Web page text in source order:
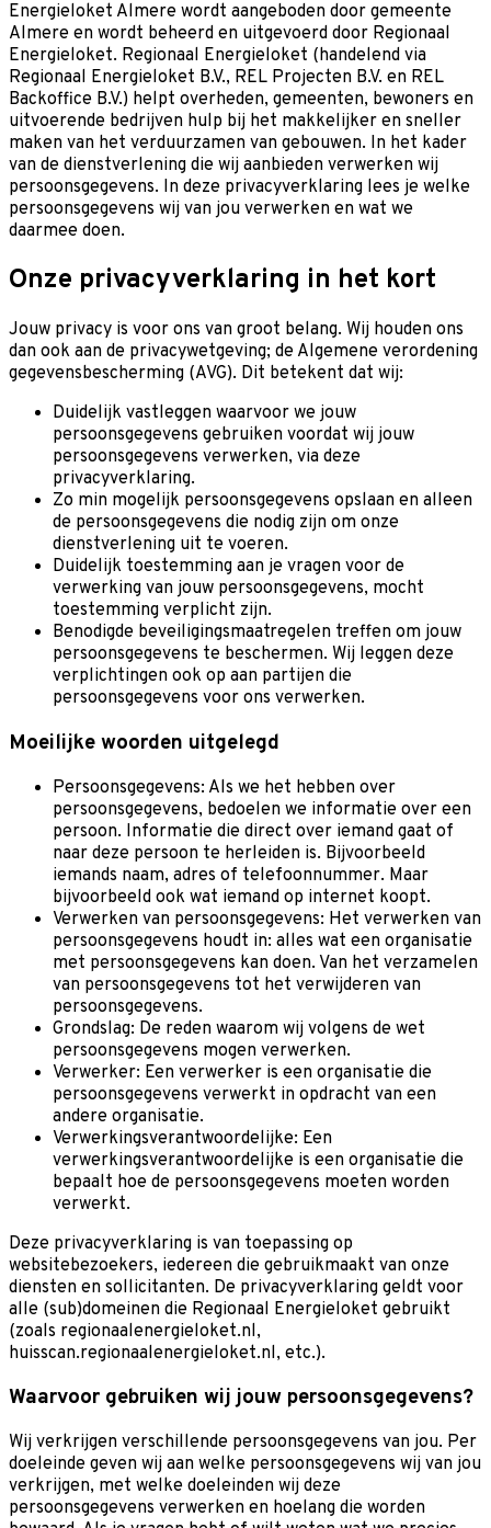
Energieloket Almere wordt aangeboden door gemeente
Almere en wordt beheerd en uitgevoerd door Regionaal
Energieloket. Regionaal Energieloket (handelend via
Regionaal Energieloket B.V., REL Projecten B.V. en REL
Backoffice B.V.) helpt overheden, gemeenten, bewoners en
uitvoerende bedrijven hulp bij het makkelijker en sneller
maken van het verduurzamen van gebouwen. In het kader
van de dienstverlening die wij aanbieden verwerken wij
persoonsgegevens. In deze privacyverklaring lees je welke
persoonsgegevens wij van jou verwerken en wat we
daarmee doen.
Onze privacyverklaring in het kort
Jouw privacy is voor ons van groot belang. Wij houden ons
dan ook aan de privacywetgeving; de Algemene verordening
gegevensbescherming (AVG). Dit betekent dat wij:
Duidelijk vastleggen waarvoor we jouw
persoonsgegevens gebruiken voordat wij jouw
persoonsgegevens verwerken, via deze
privacyverklaring.
Zo min mogelijk persoonsgegevens opslaan en alleen
de persoonsgegevens die nodig zijn om onze
dienstverlening uit te voeren.
Duidelijk toestemming aan je vragen voor de
verwerking van jouw persoonsgegevens, mocht
toestemming verplicht zijn.
Benodigde beveiligingsmaatregelen treffen om jouw
persoonsgegevens te beschermen. Wij leggen deze
verplichtingen ook op aan partijen die
persoonsgegevens voor ons verwerken.
Moeilijke woorden uitgelegd
Persoonsgegevens: Als we het hebben over
persoonsgegevens, bedoelen we informatie over een
persoon. Informatie die direct over iemand gaat of
naar deze persoon te herleiden is. Bijvoorbeeld
iemands naam, adres of telefoonnummer. Maar
bijvoorbeeld ook wat iemand op internet koopt.
Verwerken van persoonsgegevens: Het verwerken van
persoonsgegevens houdt in: alles wat een organisatie
met persoonsgegevens kan doen. Van het verzamelen
van persoonsgegevens tot het verwijderen van
persoonsgegevens.
Grondslag: De reden waarom wij volgens de wet
persoonsgegevens mogen verwerken.
Verwerker: Een verwerker is een organisatie die
persoonsgegevens verwerkt in opdracht van een
andere organisatie.
Verwerkingsverantwoordelijke: Een
verwerkingsverantwoordelijke is een organisatie die
bepaalt hoe de persoonsgegevens moeten worden
verwerkt.
Deze privacyverklaring is van toepassing op
websitebezoekers, iedereen die gebruikmaakt van onze
diensten en sollicitanten. De privacyverklaring geldt voor
alle (sub)domeinen die Regionaal Energieloket gebruikt
(zoals regionaalenergieloket.nl,
huisscan.regionaalenergieloket.nl, etc.).
Waarvoor gebruiken wij jouw persoonsgegevens?
Wij verkrijgen verschillende persoonsgegevens van jou. Per
doeleinde geven wij aan welke persoonsgegevens wij van jou
verkrijgen, met welke doeleinden wij deze
persoonsgegevens verwerken en hoelang die worden